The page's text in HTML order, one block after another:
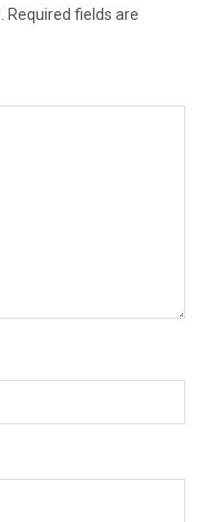
Required fields are